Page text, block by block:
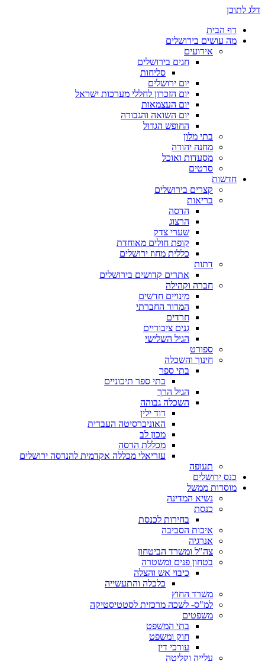
דלג לתוכן
דף הבית
מה עושים בירושלים
אירועים
חגים בירושלים
סליחות
יום ירושלים
יום הזכרון לחללי מערכות ישראל
יום העצמאות
יום השואה והגבורה
החופש הגדול
בתי מלון
מחנה יהודה
מסעדות ואוכל
סרטים
חדשות
קצרים בירושלים
בריאות
הדסה
הרצוג
שערי צדק
קופת חולים מאוחדת
כללית מחוז ירושלים
דתות
אתרים קדושים בירושלים
חברה וקהילה
מינויים חדשים
המדור החברתי
חרדים
גנים ציבוריים
הגיל השלישי
ספורט
חינוך והשכלה
בתי ספר
בתי ספר תיכוניים
הגיל הרך
השכלה גבוהה
דוד ילין
האוניברסיטה העברית
מכון לב
מכללת הדסה
עזריאלי מכללה אקדמית להנדסה ירושלים
תעופה
כנס ירושלים
מוסדות ממשל
נשיא המדינה
כנסת
בחירות לכנסת
איכות הסביבה
אנרגיה
צה"ל ומשרד הביטחון
בטחון פנים ומשטרה
כיבוי אש והצלה
כלכלה והתעשייה
משרד החוץ
למ"ס- לשכה מרכזית לסטטיסטיקה
משפטים
בתי המשפט
חוק ומשפט
עורכי דין
עלייה וקליטה